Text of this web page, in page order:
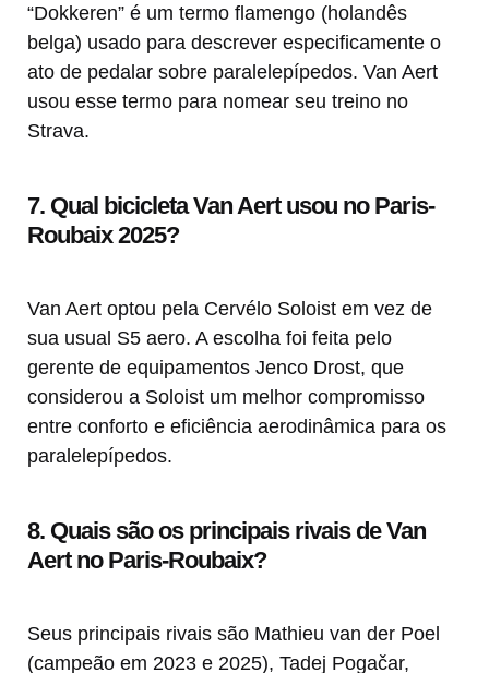
“Dokkeren” é um termo flamengo (holandês
belga) usado para descrever especificamente o
ato de pedalar sobre paralelepípedos. Van Aert
usou esse termo para nomear seu treino no
Strava.
7. Qual bicicleta Van Aert usou no Paris-
Roubaix 2025?
Van Aert optou pela Cervélo Soloist em vez de
sua usual S5 aero. A escolha foi feita pelo
gerente de equipamentos Jenco Drost, que
considerou a Soloist um melhor compromisso
entre conforto e eficiência aerodinâmica para os
paralelepípedos.
8. Quais são os principais rivais de Van
Aert no Paris-Roubaix?
Seus principais rivais são Mathieu van der Poel
(campeão em 2023 e 2025), Tadej Pogačar,